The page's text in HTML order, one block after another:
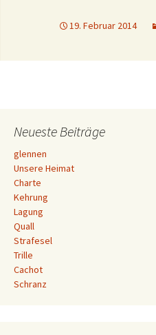
19. Februar 2014
Navigation
Neueste Beiträge
glennen
Unsere Heimat
Charte
Kehrung
Lagung
Quall
Strafesel
Trille
Cachot
Schranz